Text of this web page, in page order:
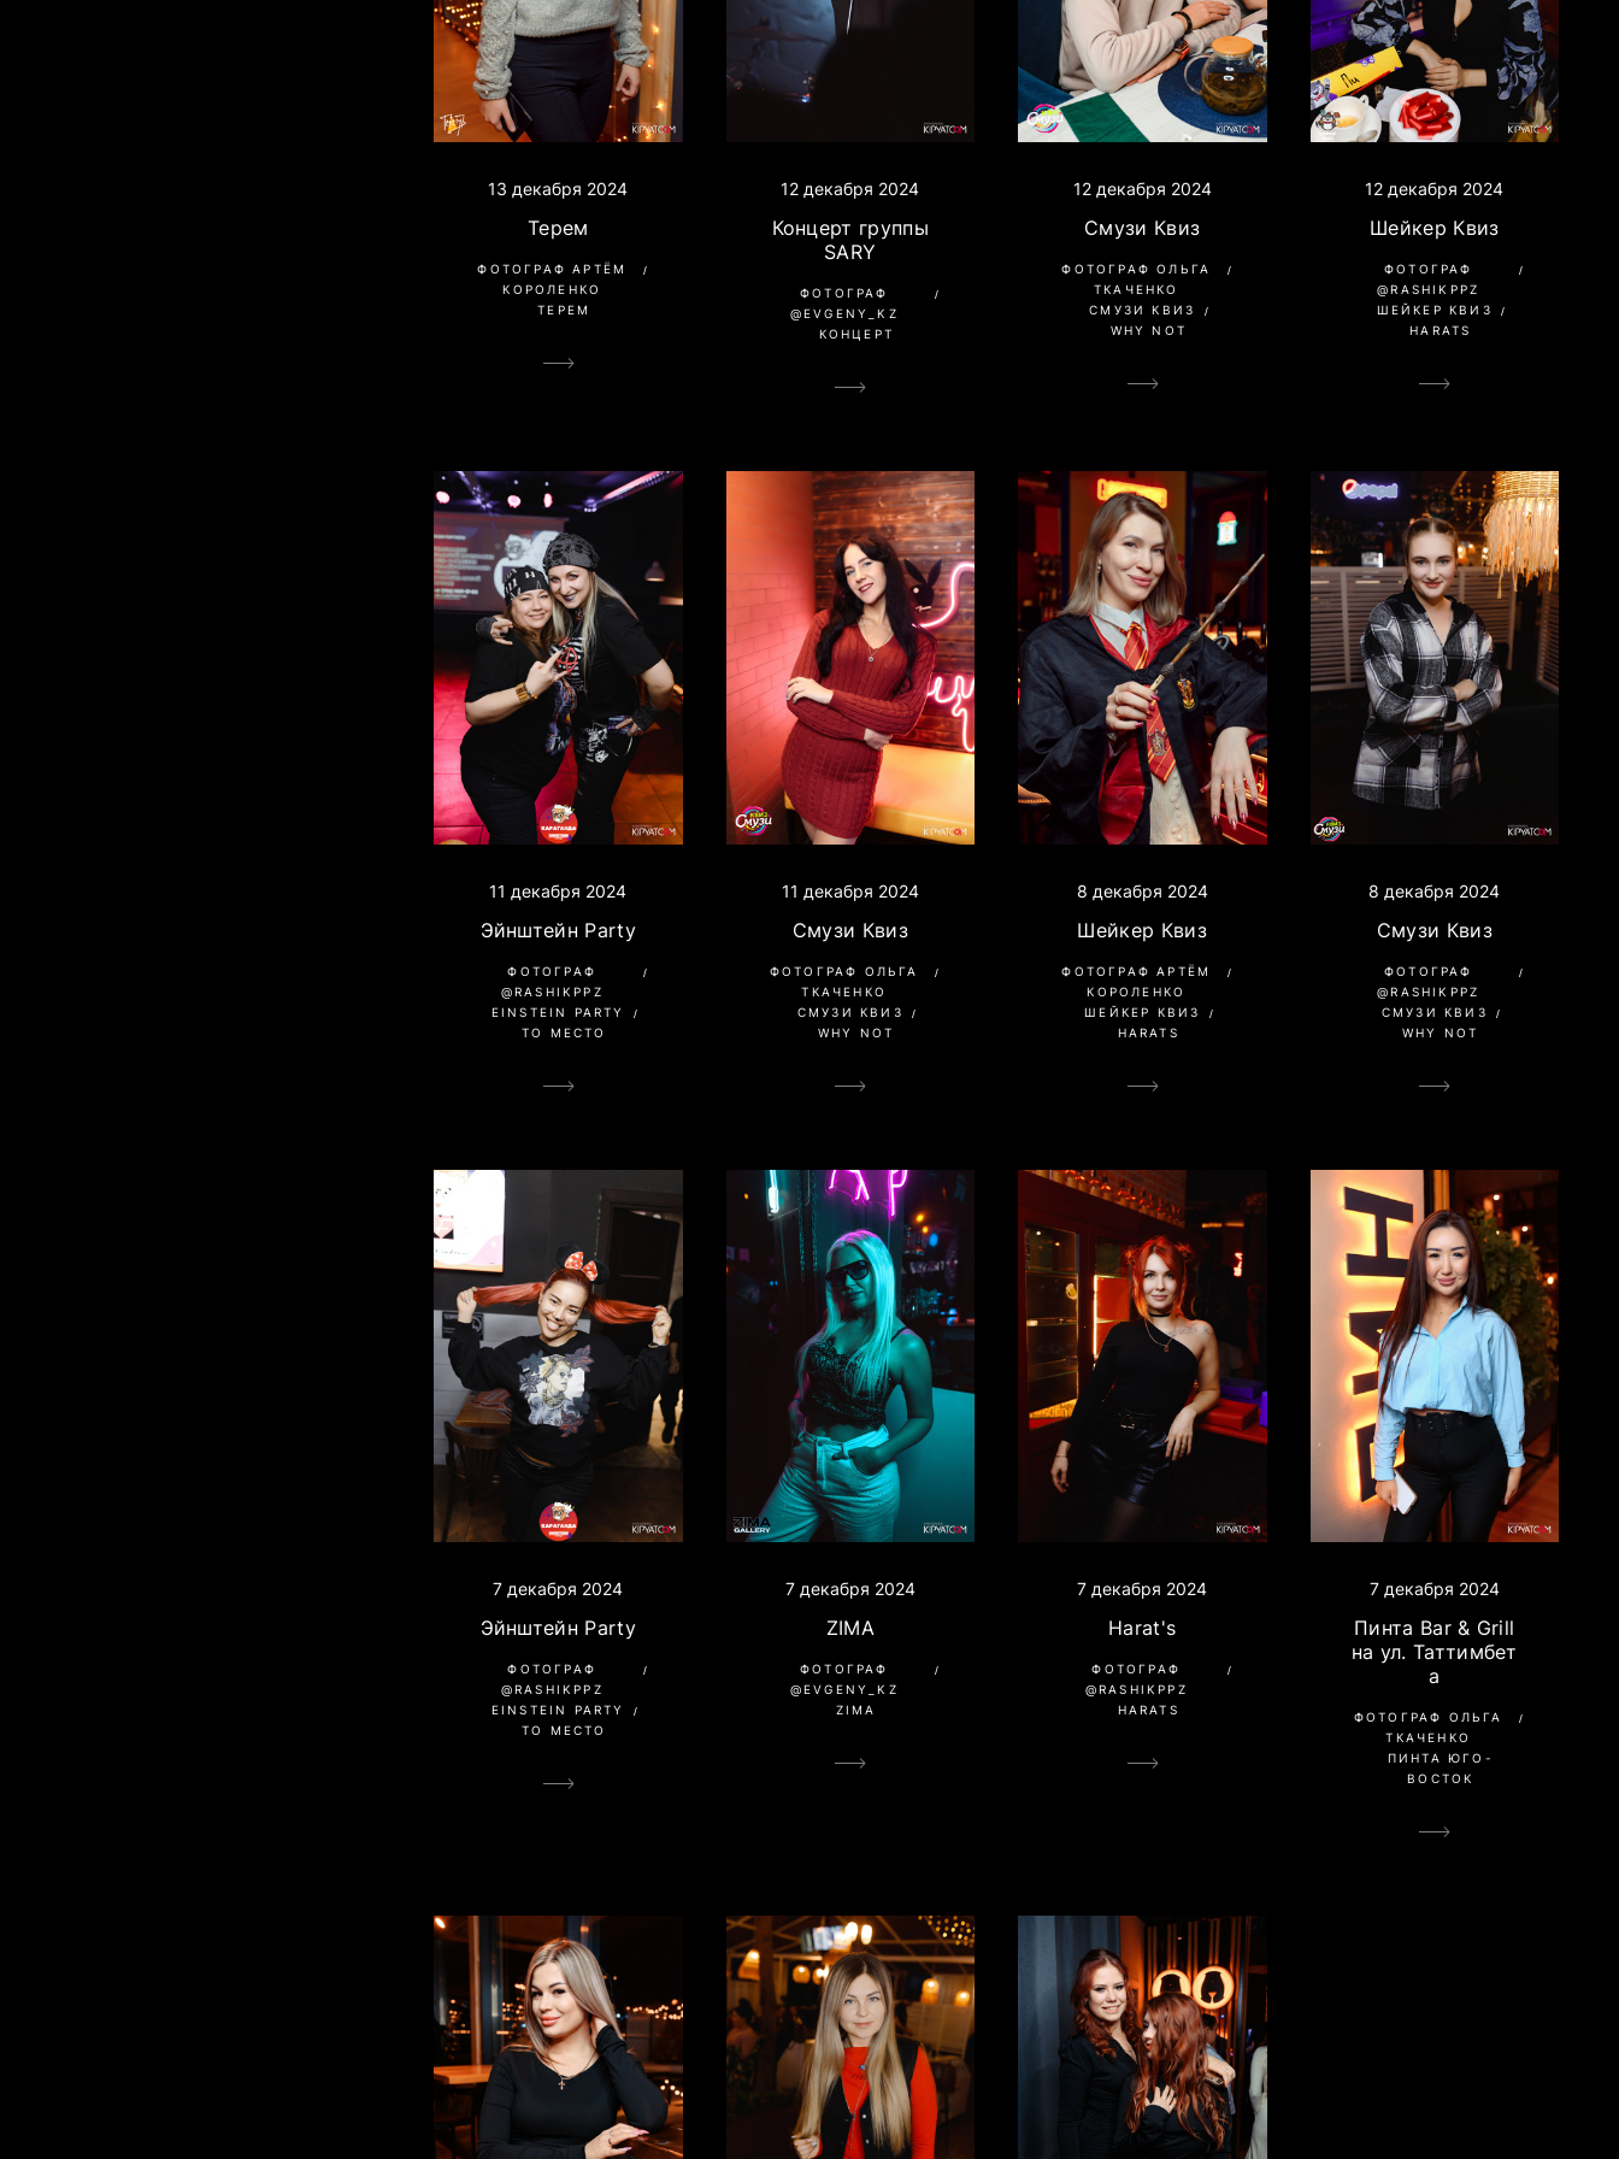
13 декабря 2024
Терем
ФОТОГРАФ АРТЁМ
КОРОЛЕНКО
ТЕРЕМ
12 декабря 2024
Концерт группы
SARY
ФОТОГРАФ
@EVGENY_KZ
КОНЦЕРТ
12 декабря 2024
Смузи Квиз
ФОТОГРАФ ОЛЬГА
ТКАЧЕНКО
СМУЗИ КВИЗ
WHY NOT
12 декабря 2024
Шейкер Квиз
ФОТОГРАФ
@RASHIKPPZ
ШЕЙКЕР КВИЗ
HARATS
11 декабря 2024
Эйнштейн Party
ФОТОГРАФ
@RASHIKPPZ
EINSTEIN PARTY
ТО МЕСТО
11 декабря 2024
Смузи Квиз
ФОТОГРАФ ОЛЬГА
ТКАЧЕНКО
СМУЗИ КВИЗ
WHY NOT
8 декабря 2024
Шейкер Квиз
ФОТОГРАФ АРТЁМ
КОРОЛЕНКО
ШЕЙКЕР КВИЗ
HARATS
8 декабря 2024
Смузи Квиз
ФОТОГРАФ
@RASHIKPPZ
СМУЗИ КВИЗ
WHY NOT
7 декабря 2024
Эйнштейн Party
ФОТОГРАФ
@RASHIKPPZ
EINSTEIN PARTY
ТО МЕСТО
7 декабря 2024
ZIMA
ФОТОГРАФ
@EVGENY_KZ
ZIMA
7 декабря 2024
Harat's
ФОТОГРАФ
@RASHIKPPZ
HARATS
7 декабря 2024
Пинта Bar & Grill
на ул. Таттимбет
а
ФОТОГРАФ ОЛЬГА
ТКАЧЕНКО
ПИНТА ЮГО-
ВОСТОК